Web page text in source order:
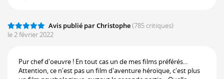
Avis publié par Christophe(785 critiques)
le 2 février 2022
Pur chef d'oeuvre ! En tout cas un de mes films préférés...
Attention, ce n'est pas un film d'aventure héroïque, c'est plus